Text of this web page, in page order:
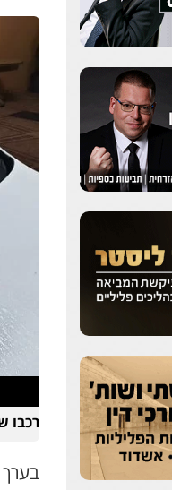
רכבו